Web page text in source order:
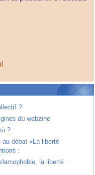
?
du webzine
?
débat «La liberté
:
la liberté